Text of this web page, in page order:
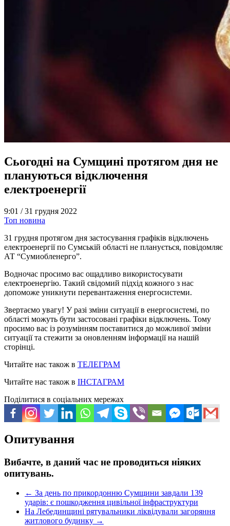
Сьогодні на Сумщині протягом дня не
плануються відключення
електроенергії
9:01 /31 грудня 2022
Топ новина
31 грудня протягом дня застосування графіків відключень
електроенергії по Сумській області не планується, повідомляє
АТ “Сумиобленерго”.
Водночас просимо вас ощадливо використосувати
електроенергію. Такий свідомий підхід кожного з нас
допоможе уникнути перевантаження енергосистеми.
Звертаємо увагу! У разі зміни ситуації в енергосистемі, по
області можуть бути застосовані графіки відключень. Тому
просимо вас із розумінням поставитися до можливої зміни
ситуації та стежити за оновленням інформації на нашій
сторінці.
Читайте нас також в ТЕЛЕГРАМ
Читайте нас також в ІНСТАГРАМ
Поділитися в соціальних мережах
Опитування
Вибачте, в даний час не проводиться ніяких
опитувань.
← За день по прикордонню Сумщини завдали 139
ударів: є пошкодження цивільної інфраструктури
На Лебединщині рятувальники ліквідували загоряння
житлового будинку →